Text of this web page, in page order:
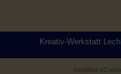
Kreativ-Werkstatt
mod ified